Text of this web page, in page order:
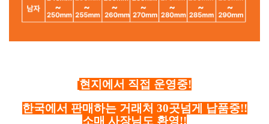
현지에서 직접 운영중!
한국에서 판매하는 거래처 30곳넘게 납품중!!
소매 사장님도 환영!!